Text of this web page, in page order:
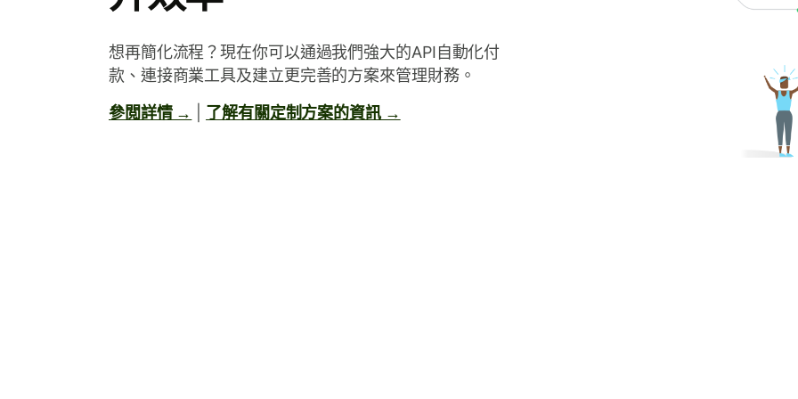
想再簡化流程？現在你可以通過我們強大的API自動化付
款、連接商業工具及建立更完善的方案來管理財務。
參閲詳情 →
了解有關定制方案的資訊 →